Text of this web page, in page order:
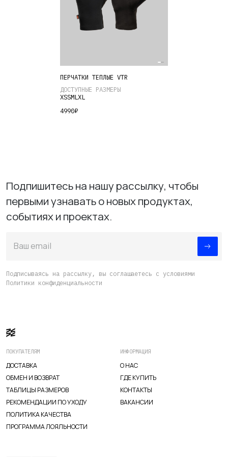
имеет
несколько
странице
ПЕРЧАТКИ ТЁПЛЫЕ VTR
ДОСТУПНЫЕ РАЗМЕРЫ
XSSML XL
4990₽
ПОКУПАТЕЛЯМ
ДОСТАВКА
ОБМЕН И ВОЗВРАТ
ТАБЛИЦЫ РАЗМЕРОВ
РЕКОМЕНДАЦИИ ПО УХОДУ
ПОЛИТИКА КАЧЕСТВА
ПРОГРАММА ЛОЯЛЬНОСТИ
ИНФОРМАЦИЯ
О НАС
ГДЕ КУПИТЬ
КОНТАКТЫ
ВАКАНСИИ
Подпишитесь на нашу рассылку, чтобы
первыми узнавать о новых продуктах,
событиях и проектах.
Ваш email
Подписываясь на рассылку, вы соглашаетесь с условиями
Политики конфиденциальности